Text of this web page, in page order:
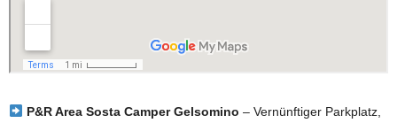
P&R Area Sosta Camper Gelsomino – Vernünftiger Parkplatz,